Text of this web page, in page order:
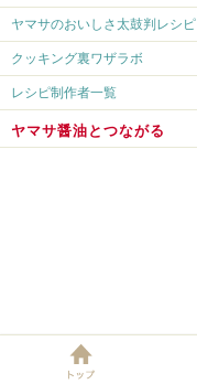
ヤマサのおいしさ太鼓判レシピ
クッキング裏ワザラボ
レシピ制作者一覧
ヤマサ醤油とつながる